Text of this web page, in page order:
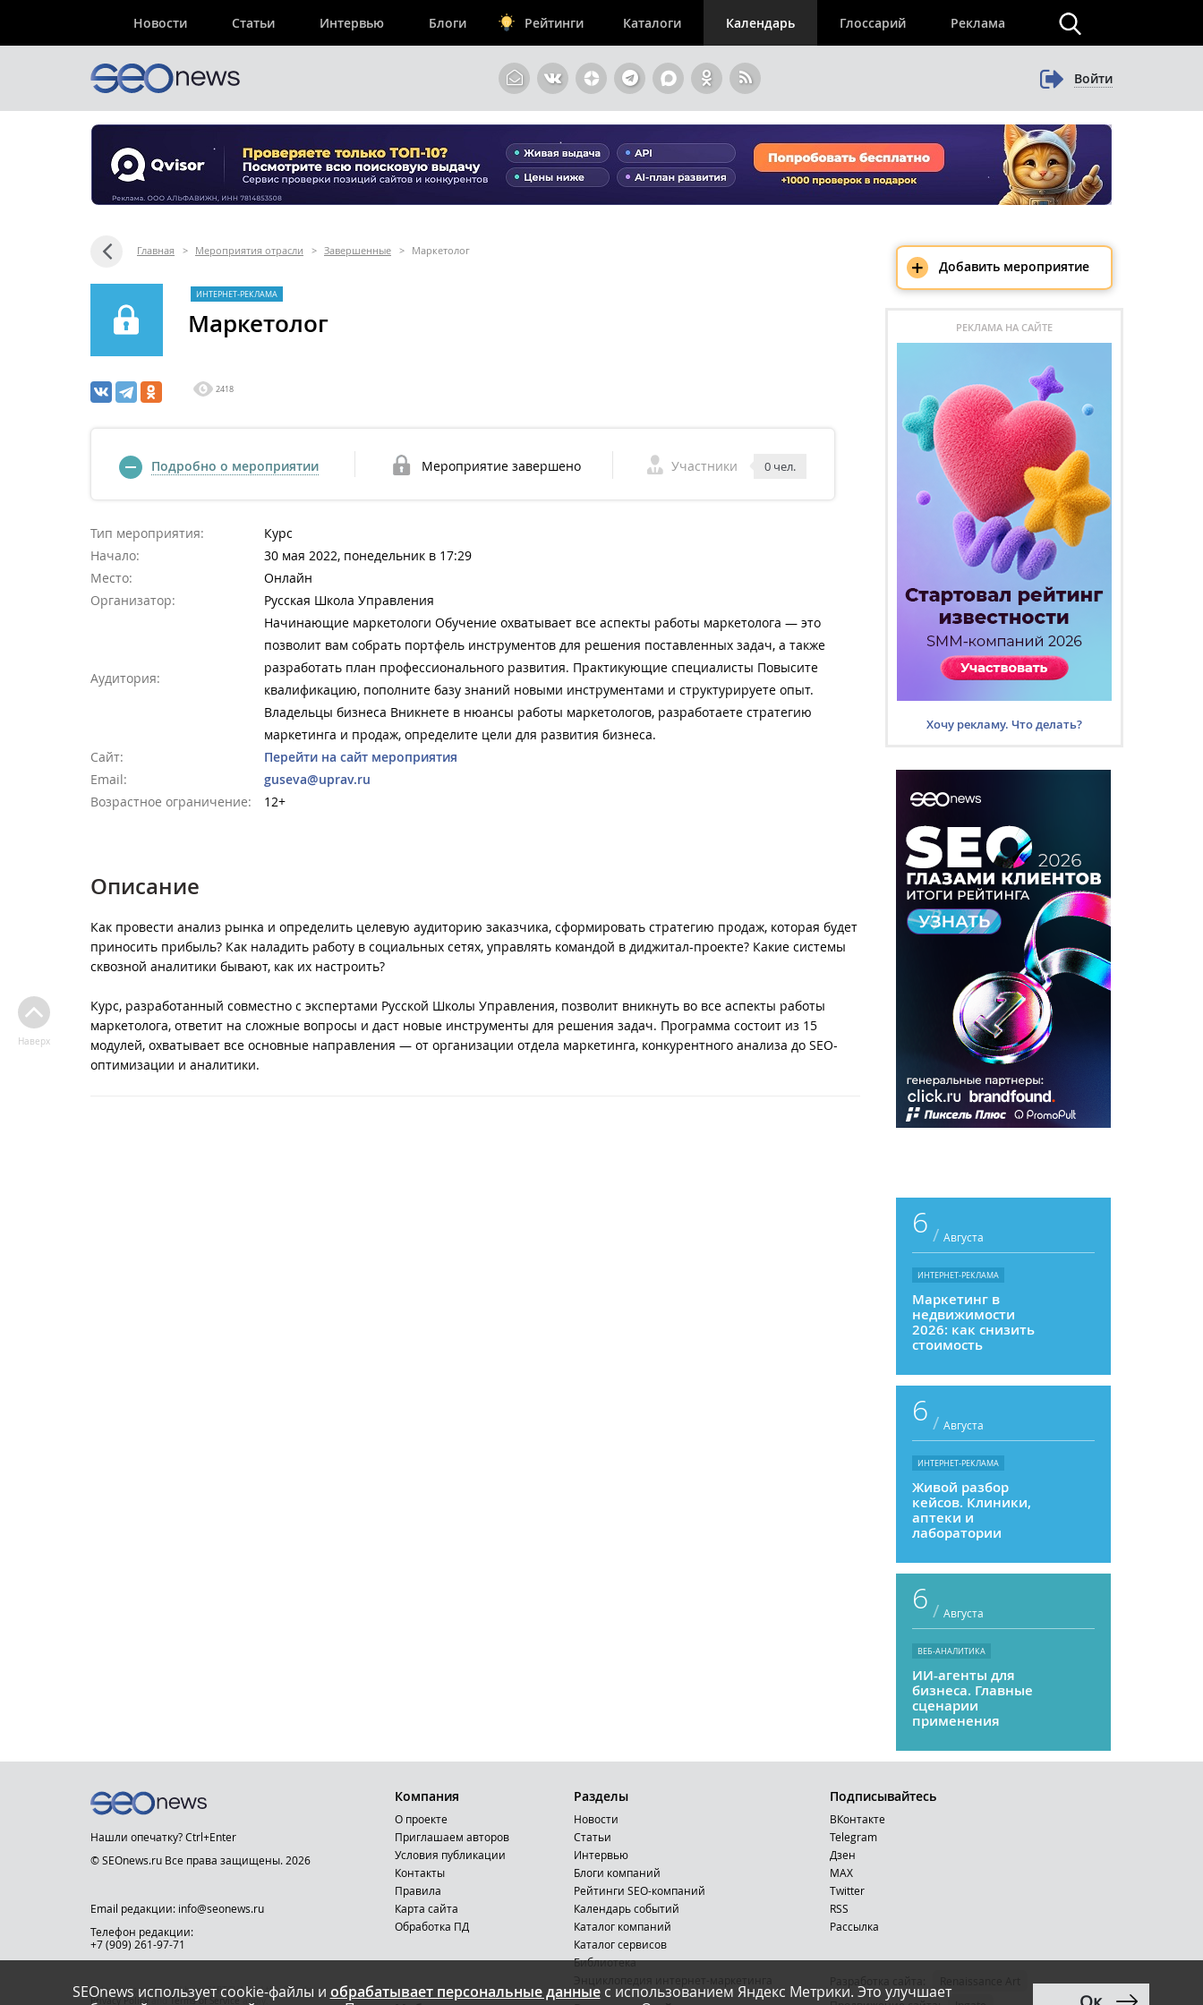
Новости Статьи Интервью Блоги Рейтинги Каталоги Календарь Глоссарий Реклама
Войти
Главная > Мероприятия отрасли > Завершенные > Маркетолог
ИНТЕРНЕТ-РЕКЛАМА
Маркетолог
2418
Подробно о мероприятии Мероприятие завершено Участники 0 чел.
Тип мероприятия:
Курс
Начало:
30 мая 2022, понедельник в 17:29
Место:
Онлайн
Организатор:
Русская Школа Управления
Аудитория:
Начинающие маркетологи Обучение охватывает все аспекты работы маркетолога — это
позволит вам собрать портфель инструментов для решения поставленных задач, а также
разработать план профессионального развития. Практикующие специалисты Повысите
квалификацию, пополните базу знаний новыми инструментами и структурируете опыт.
Владельцы бизнеса Вникнете в нюансы работы маркетологов, разработаете стратегию
маркетинга и продаж, определите цели для развития бизнеса.
Сайт:
Перейти на сайт мероприятия
Email:
guseva@uprav.ru
Возрастное ограничение:
12+
Описание
Как провести анализ рынка и определить целевую аудиторию заказчика, сформировать стратегию продаж, которая будет
приносить прибыль? Как наладить работу в социальных сетях, управлять командой в диджитал-проекте? Какие системы
сквозной аналитики бывают, как их настроить?
Курс, разработанный совместно с экспертами Русской Школы Управления, позволит вникнуть во все аспекты работы
маркетолога, ответит на сложные вопросы и даст новые инструменты для решения задач. Программа состоит из 15
модулей, охватывает все основные направления — от организации отдела маркетинга, конкурентного анализа до SEO-
оптимизации и аналитики.
Наверх
+ Добавить мероприятие
РЕКЛАМА НА САЙТЕ
Хочу рекламу. Что делать?
6 / Августа
ИНТЕРНЕТ-РЕКЛАМА
Маркетинг в
недвижимости
2026: как снизить
стоимость
увеличить
продажи
6 / Августа
ИНТЕРНЕТ-РЕКЛАМА
Живой разбор
кейсов. Клиники,
аптеки и
лаборатории
6 / Августа
ВЕБ-АНАЛИТИКА
ИИ-агенты для
бизнеса. Главные
сценарии
применения
SEOnews использует cookie-файлы и обрабатывает персональные данныес использованием Яндекс Метрики. Это улучшает
Нашли опечатку? Ctrl+Enter
© SEOnews.ru Все права защищены. 2026
Email редакции: info@seonews.ru
Телефон редакции:
+7 (909) 261-97-71
This site is protected by reCAPTCHA and the Google
Privacy Policyand Terms of Serviceapply.
Компания
О проекте
Приглашаем авторов
Условия публикации
Контакты
Правила
Карта сайта
Обработка ПД
Разделы
Новости
Статьи
Интервью
Блоги компаний
Рейтинги SEO-компаний
Календарь событий
Каталог компаний
Каталог сервисов
Библиотека
Подписывайтесь
ВКонтакте
Telegram
Дзен
MAX
Тwitter
RSS
Рассылка